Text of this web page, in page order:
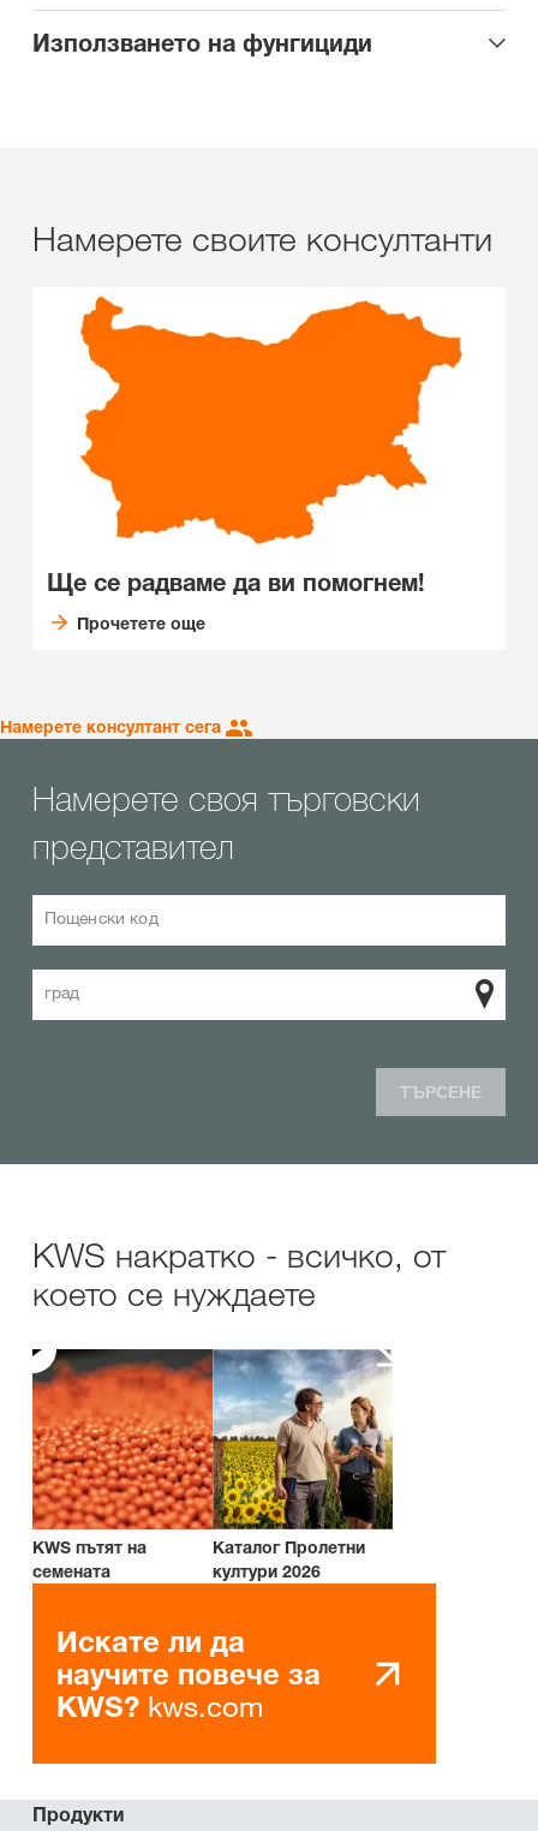
Използването на фунгициди
Намерете своите консултанти
Ще се радваме да ви помогнем!
Прочетете още
Намерете консултант сега
Намерете своя търговски
представител
Пощенски код
град
ТЪРСЕНЕ
KWS накратко - всичко, от
което се нуждаете
KWS пътят на
семената
Каталог Пролетни
култури 2026
Искате ли да
научите повече за
KWS? kws.com
Продукти